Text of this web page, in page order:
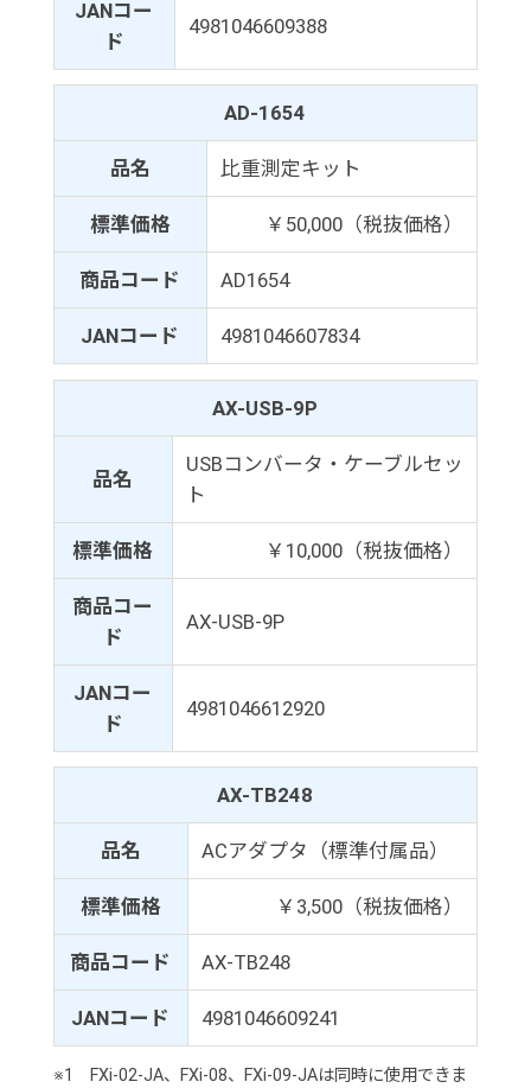
JANコー
ド
4981046609388
AD-1654
品名 比重測定キット
標準価格 ￥50,000（税抜価格）
商品コード AD1654
JANコード 4981046607834
AX-USB-9P
品名
USBコンバータ・ケーブルセッ
ト
標準価格 ￥10,000（税抜価格）
商品コー
ド
AX-USB-9P
JANコー
ド
4981046612920
AX-TB248
品名 ACアダプタ（標準付属品）
標準価格 ￥3,500（税抜価格）
商品コード AX-TB248
JANコード 4981046609241
※1 FXi-02-JA、FXi-08、FXi-09-JAは同時に使用できま